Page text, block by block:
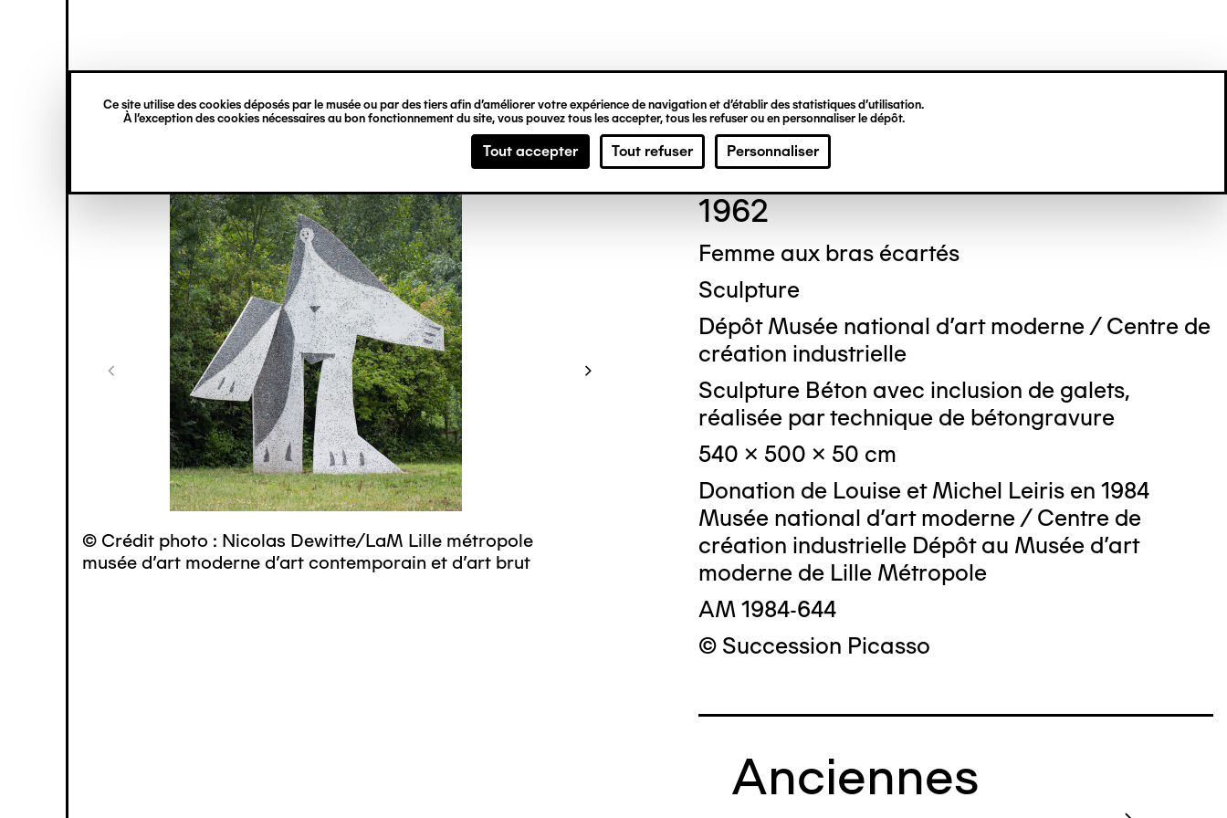
Ce site utilise des cookies déposés par le musée ou par des tiers afin d’améliorer votre expérience de navigation et d’établir des statistiques d’utilisation.
À l’exception des cookies nécessaires au bon fonctionnement du site, vous pouvez tous les accepter, tous les refuser ou en personnaliser le dépôt.
Tout accepter Tout refuser Personnaliser
principal
verticale
© Crédit photo : Nicolas Dewitte/LaM Lille métropole
musée d’art moderne d’art contemporain et d’art brut
© Crédit photo : LEROUGE Max
Pablo PICASSO
1962
Femme aux bras écartés
Sculpture
Dépôt Musée national d'art moderne / Centre de
création industrielle
Sculpture Béton avec inclusion de galets,
réalisée par technique de bétongravure
540 x 500 x 50 cm
Donation de Louise et Michel Leiris en 1984
Musée national d'art moderne / Centre de
création industrielle Dépôt au Musée d'art
moderne de Lille Métropole
AM 1984-644
© Succession Picasso
Anciennes